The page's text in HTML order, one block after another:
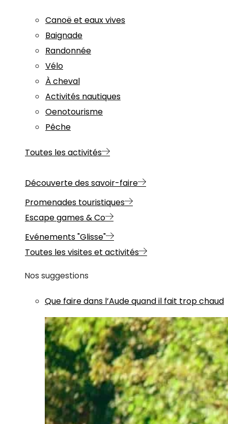
Canoë et eaux vives
Baignade
Randonnée
Vélo
À cheval
Activités nautiques
Oenotourisme
Pêche
Toutes les activités
Découverte des savoir-faire
Promenades touristiques
Escape games & Co
Evénements "Glisse"
Toutes les visites et activités
Nos suggestions
Que faire dans l’Aude quand il fait trop chaud